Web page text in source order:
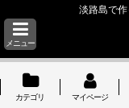
淡路島で
メニュー
カテゴリ マイページ